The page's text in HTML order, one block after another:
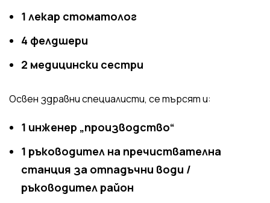
1 лекар стоматолог
4 фелдшери
2 медицински сестри
Освен здравни специалисти, се търсят и:
1 инженер „производство“
1 ръководител на пречиствателна
станция за отпадъчни води /
ръководител район